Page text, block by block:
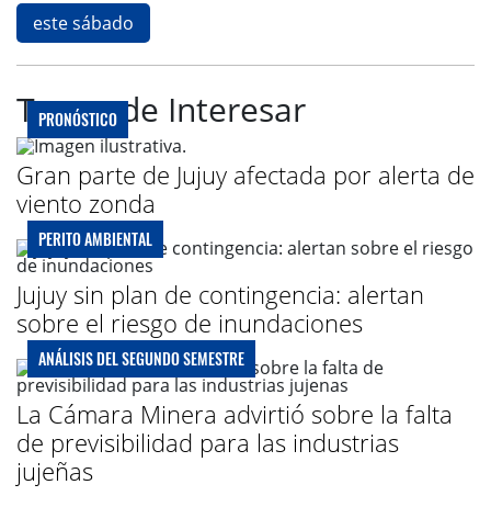
este sábado
Te puede Interesar
PRONÓSTICO
Gran parte de Jujuy afectada por alerta de
viento zonda
PERITO AMBIENTAL
Jujuy sin plan de contingencia: alertan
sobre el riesgo de inundaciones
ANÁLISIS DEL SEGUNDO SEMESTRE
La Cámara Minera advirtió sobre la falta
de previsibilidad para las industrias
jujeñas